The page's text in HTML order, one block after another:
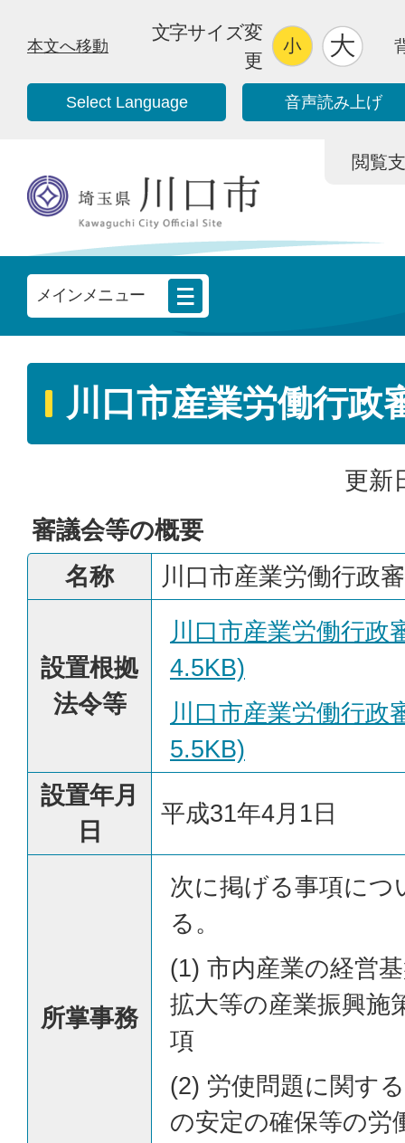
本文へ移動
文字サイズ変
更
Select Language 音声読み上げ
閲覧
メインメニュー
川口市産業労働行政
更新
審議会等の概要
名称
川口市産業労働行政
設置根拠
法令等
川口市産業労働行政
4.5KB)
川口市産業労働行政
5.5KB)
設置年月
日
平成31年4月1日
所掌事務
次に掲げる事項につ
る。
(1) 市内産業の経営
拡大等の産業振興施
項
(2) 労使問題に関す
の安定の確保等の労